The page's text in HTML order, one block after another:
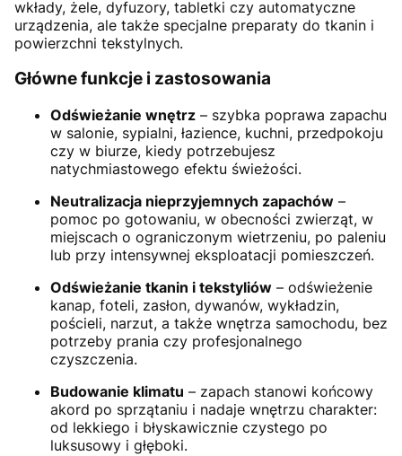
wkłady, żele, dyfuzory, tabletki czy automatyczne
urządzenia, ale także specjalne preparaty do tkanin i
powierzchni tekstylnych.
Główne funkcje i zastosowania
Odświeżanie wnętrz – szybka poprawa zapachu
w salonie, sypialni, łazience, kuchni, przedpokoju
czy w biurze, kiedy potrzebujesz
natychmiastowego efektu świeżości.
Neutralizacja nieprzyjemnych zapachów –
pomoc po gotowaniu, w obecności zwierząt, w
miejscach o ograniczonym wietrzeniu, po paleniu
lub przy intensywnej eksploatacji pomieszczeń.
Odświeżanie tkanin i tekstyliów – odświeżenie
kanap, foteli, zasłon, dywanów, wykładzin,
pościeli, narzut, a także wnętrza samochodu, bez
potrzeby prania czy profesjonalnego
czyszczenia.
Budowanie klimatu – zapach stanowi końcowy
akord po sprzątaniu i nadaje wnętrzu charakter:
od lekkiego i błyskawicznie czystego po
luksusowy i głęboki.